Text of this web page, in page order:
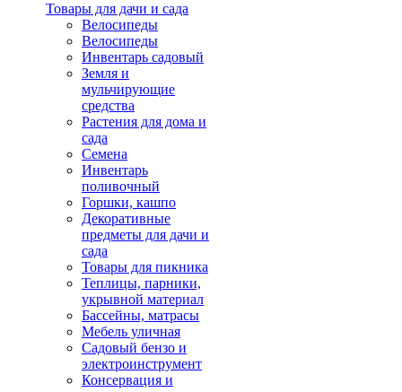
Товары для дачи и сада
Велосипеды
Велосипеды
Инвентарь садовый
Земля и
мульчирующие
средства
Растения для дома и
сада
Семена
Инвентарь
поливочный
Горшки, кашпо
Декоративные
предметы для дачи и
сада
Товары для пикника
Теплицы, парники,
укрывной материал
Бассейны, матрасы
Мебель уличная
Садовый бензо и
электроинструмент
Консервация и